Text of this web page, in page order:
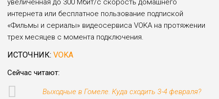
увеличенная до 300 Мбит/с скорость домашнего
интернета или бесплатное пользование подпиской
«Фильмы и сериалы» видеосервиса VOKA на протяжении
трех месяцев с момента подключения.
ИСТОЧНИК: VOKA
Сейчас читают:
Выходные в Гомеле. Куда сходить 3-4 февраля?